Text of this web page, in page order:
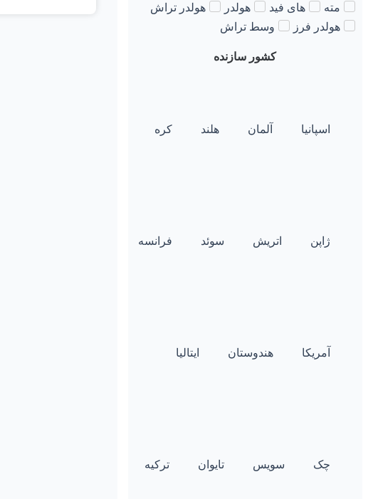
مته
های فید هولدر
هولدر تراش
هولدر فرز
وسط تراش
کشور سازنده
اسپانیا آلمان هلند کره
ژاپن اتریش سوئد فرانسه
آمریکا هندوستان ایتالیا
چک سویس تایوان ترکیه